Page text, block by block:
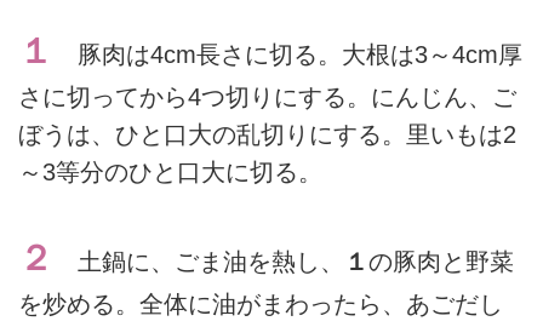
１
豚肉は4cm長さに切る。大根は3～4cm厚
さに切ってから4つ切りにする。にんじん、ご
ぼうは、ひと口大の乱切りにする。里いもは2
～3等分のひと口大に切る。
２ 土鍋に、ごま油を熱し、 １の豚肉と野菜
を炒める。全体に油がまわったら、あごだし